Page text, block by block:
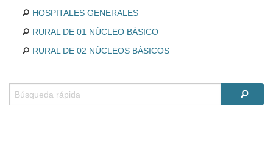
HOSPITALES GENERALES
RURAL DE 01 NÚCLEO BÁSICO
RURAL DE 02 NÚCLEOS BÁSICOS